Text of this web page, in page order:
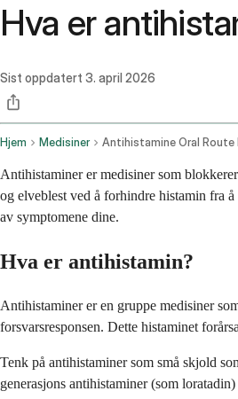
Hva er
Sist oppdatert 3. april 2026
Hjem Medisiner
Antihistaminer er medisiner som
og elveblest ved å forhindre histamin fra
av symptomene dine.
Hva er antihistamin?
Antihistaminer er en gruppe medisiner
forsvarsresponsen. Dette histaminet
Tenk på antihistaminer som små skjold
generasjons antihistaminer (som